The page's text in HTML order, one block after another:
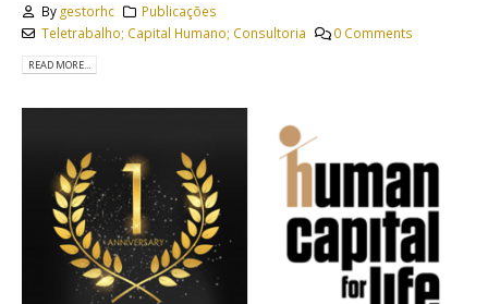
By gestorhc
Publicações
Teletrabalho; Capital Humano; Consultoria
0 Comments
READ MORE...